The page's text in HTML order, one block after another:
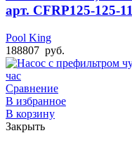
арт. CFRP125-125-11
Pool King
188807 руб.
Сравнение
В избранное
В корзину
Закрыть